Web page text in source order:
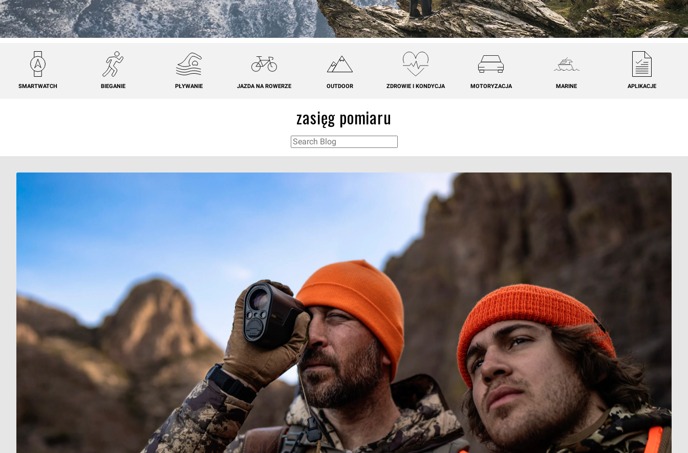
SMARTWATCH BIEGANIE PŁYWANIE JAZDA NA ROWERZE OUTDOOR ZDROWIE I KONDYCJA MOTORYZACJA MARINE APLIKACJE
zasięg pomiaru